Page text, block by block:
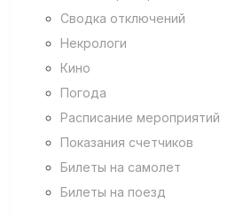
Сводка отключений
Некрологи
Кино
Погода
Расписание мероприятий
Показания счетчиков
Билеты на самолет
Билеты на поезд